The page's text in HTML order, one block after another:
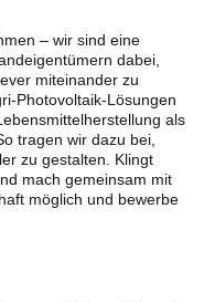
– wir sind eine
dabei,
miteinander zu
Photovoltaik-Lösungen
als
tragen wir dazu bei,
zu gestalten. Klingt
mach gemeinsam mit
möglich und bewerbe